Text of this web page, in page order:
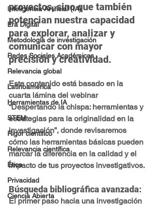
Inteligencia Artificial (IA)
Era Digital
Metodología de investigación
Redes Sociales Académicas
Relevancia global
Latinoamérica
Herramientas de IA
STEM
Rigor científico
Relevancia científica
Ética
Privacidad
Ciencia Abierta
proyectos, sino que también
potencian nuestra capacidad
para explorar, analizar y
comunicar con mayor
precisión y creatividad.
Este contenido está basado en la
cuarta lámina del webinar
“Despertando la chispa: herramientas y
estrategias para la originalidad en la
investigación”, donde revisaremos
cómo las herramientas básicas pueden
marcar la diferencia en la calidad y el
impacto de tus proyectos investigativos.
Búsqueda bibliográfica avanzada:
El primer paso hacia una investigación